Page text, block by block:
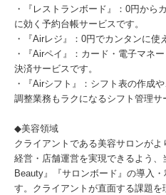
・『レストランボード』：0円から
に効く予約台帳サービスです。
・『Airレジ』：0円でカンタンに使
・『Airペイ』：カード・電子マネ
決済サービスです。
・『Airシフト』：シフト表の作成
調整業務もラクになるシフト管理サ
◆美容領域
クライアントである美容サロンが
経営・店舗運営を実現できるよう
Beauty』『サロンボード』の導入
す。クライアントが直面する課題